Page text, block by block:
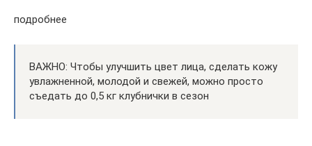
подробнее
ВАЖНО: Чтобы улучшить цвет лица, сделать кожу
увлажненной, молодой и свежей, можно просто
съедать до 0,5 кг клубнички в сезон